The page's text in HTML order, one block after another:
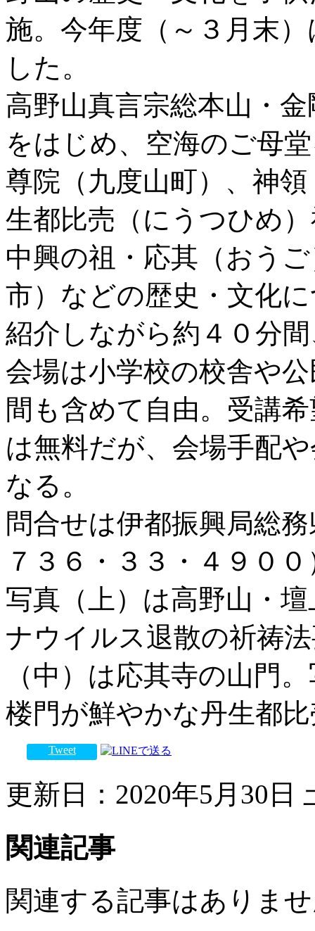
施。今年度（～３月末
した。
高野山真言宗総本山・
をはじめ、空海のご母
尊院（九度山町）、神
生都比売（にうつひめ
中興の祖・応其（おう
市）などの歴史・文化
紹介しながら約４０分
会場は小学校の校舎や
間も含めて自由。受講
は無料だが、会場手配
なる。
問合せは伊都振興局総
７３６・３３・４９０
写真（上）は高野山・
ナウイルス退散の祈祷
（中）は応其寺の山門
楼門が鮮やかな丹生都
Tweet
更新日：2020年5月30日
関連記事
関連する記事はありま